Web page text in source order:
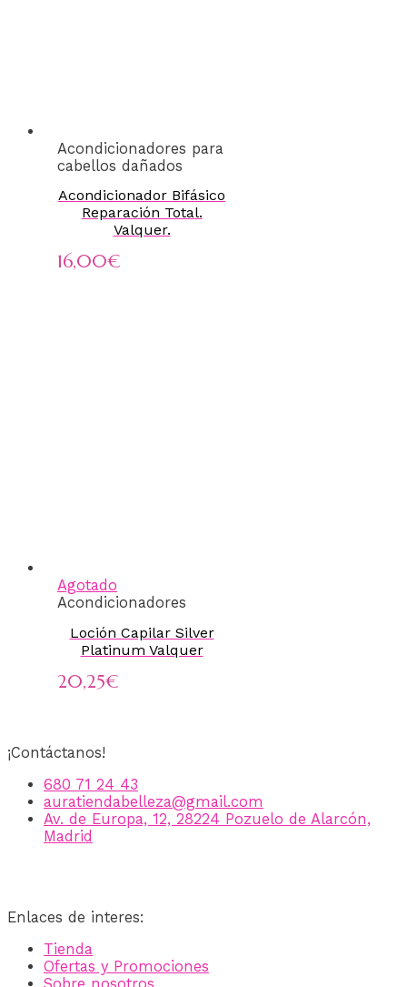
Acondicionadores para
cabellos dañados
Acondicionador Bifásico
Reparación Total.
Valquer.
16,00€
Agotado
Acondicionadores
Loción Capilar Silver
Platinum Valquer
20,25€
¡Contáctanos!
680 71 24 43
auratiendabelleza@gmail.com
Av. de Europa, 12, 28224 Pozuelo de Alarcón,
Madrid
Enlaces de interes:
Tienda
Ofertas y Promociones